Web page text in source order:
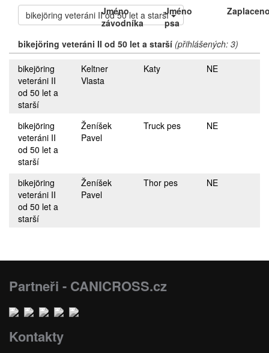
bikejöring veteráni II od 50 let a starší
Jméno
závodníka
Jméno
psa
bikejöring veteráni II od 50 let a starší (přihlášených: 3)
bikejöring
veteráni II
od 50 let a
starší
Keltner
Vlasta
Katy NE
bikejöring
veteráni II
od 50 let a
starší
Ženíšek
Pavel
Truck pes NE
bikejöring
veteráni II
od 50 let a
starší
Ženíšek
Pavel
Thor pes NE
Partneři - CANICROSS.cz
Kontakty